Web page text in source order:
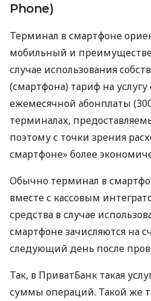
Phone)
Терминал в смартфоне
мобильный и
случае использования
(смартфона) тариф на
ежемесячной абонплаты
терминалах,
поэтому с точки зрения
смартфоне» более
Обычно терминал в
вместе с кассовым
средства в случае
смартфоне зачисляются на
следующий день после
Так, в ПриватБанк такая
суммы операций. Такой же